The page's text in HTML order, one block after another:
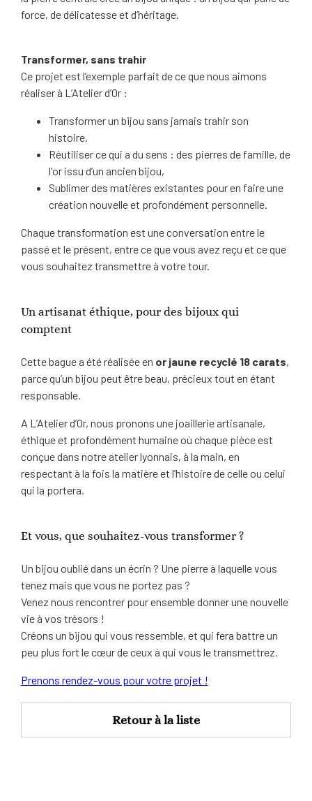
force, de délicatesse et d’héritage.
Transformer, sans trahir
Ce projet est l’exemple parfait de ce que nous aimons
réaliser à L’Atelier d’Or :
Transformer un bijou sans jamais trahir son
histoire,
Réutiliser ce qui a du sens : des pierres de famille, de
l'or issu d’un ancien bijou,
Sublimer des matières existantes pour en faire une
création nouvelle et profondément personnelle.
Chaque transformation est une conversation entre le
passé et le présent, entre ce que vous avez reçu et ce que
vous souhaitez transmettre à votre tour.
Un artisanat éthique, pour des bijoux qui
comptent
Cette bague a été réalisée en or jaune recyclé 18 carats,
parce qu’un bijou peut être beau, précieux tout en étant
responsable.
A L’Atelier d’Or, nous pronons une joaillerie artisanale,
éthique et profondément humaine où chaque pièce est
conçue dans notre atelier lyonnais, à la main, en
respectant à la fois la matière et l’histoire de celle ou celui
qui la portera.
Et vous, que souhaitez-vous transformer ?
Un bijou oublié dans un écrin ? Une pierre à laquelle vous
tenez mais que vous ne portez pas ?
Venez nous rencontrer pour ensemble donner une nouvelle
vie à vos trésors !
Créons un bijou qui vous ressemble, et qui fera battre un
peu plus fort le cœur de ceux à qui vous le transmettrez.
Prenons rendez-vous pour votre projet !
Retour à la liste